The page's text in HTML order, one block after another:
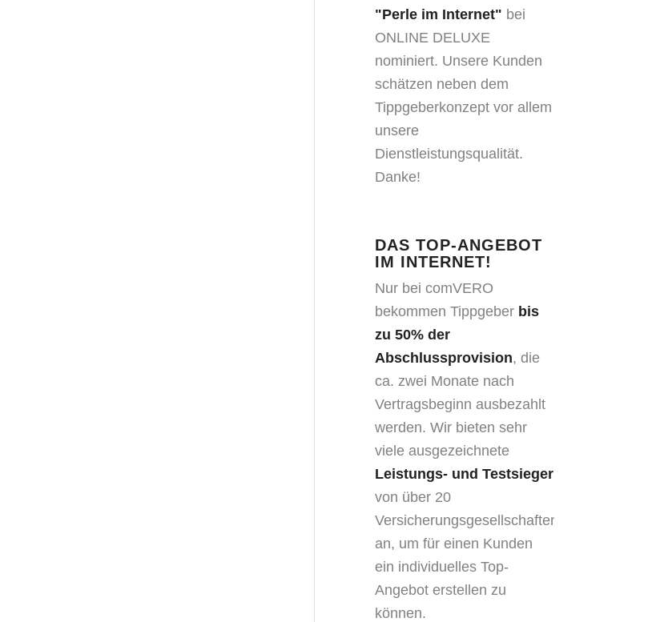
"Perle im Internet" bei
ONLINE DELUXE
nominiert. Unsere Kunden
schätzen neben dem
Tippgeberkonzept vor allem
unsere
Dienstleistungsqualität.
Danke!
DAS TOP-ANGEBOT
IM INTERNET!
Nur bei comVERO
bekommen Tippgeber bis
zu 50% der
Abschlussprovision, die
ca. zwei Monate nach
Vertragsbeginn ausbezahlt
werden. Wir bieten sehr
viele ausgezeichnete
Leistungs- und Testsieger
von über 20
Versicherungsgesellschaften
an, um für einen Kunden
ein individuelles Top-
Angebot erstellen zu
können.